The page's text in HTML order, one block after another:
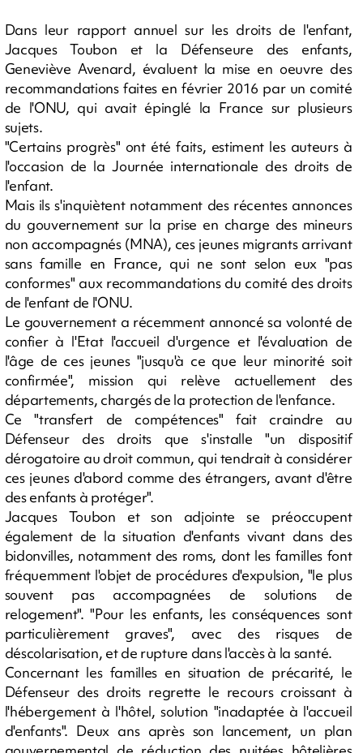
Dans leur rapport annuel sur les droits de l'enfant,
Jacques Toubon et la Défenseure des enfants,
Geneviève Avenard, évaluent la mise en oeuvre des
recommandations faites en février 2016 par un comité
de l'ONU, qui avait épinglé la France sur plusieurs
sujets.
"Certains progrès" ont été faits, estiment les auteurs à
l'occasion de la Journée internationale des droits de
l'enfant.
Mais ils s'inquiètent notamment des récentes annonces
du gouvernement sur la prise en charge des mineurs
non accompagnés (MNA), ces jeunes migrants arrivant
sans famille en France, qui ne sont selon eux "pas
conformes" aux recommandations du comité des droits
de l'enfant de l'ONU.
Le gouvernement a récemment annoncé sa volonté de
confier à l'Etat l'accueil d'urgence et l'évaluation de
l'âge de ces jeunes "jusqu'à ce que leur minorité soit
confirmée", mission qui relève actuellement des
départements, chargés de la protection de l'enfance.
Ce "transfert de compétences" fait craindre au
Défenseur des droits que s'installe "un dispositif
dérogatoire au droit commun, qui tendrait à considérer
ces jeunes d'abord comme des étrangers, avant d'être
des enfants à protéger".
Jacques Toubon et son adjointe se préoccupent
également de la situation d'enfants vivant dans des
bidonvilles, notamment des roms, dont les familles font
fréquemment l'objet de procédures d'expulsion, "le plus
souvent pas accompagnées de solutions de
relogement". "Pour les enfants, les conséquences sont
particulièrement graves", avec des risques de
déscolarisation, et de rupture dans l'accès à la santé.
Concernant les familles en situation de précarité, le
Défenseur des droits regrette le recours croissant à
l'hébergement à l'hôtel, solution "inadaptée à l'accueil
d'enfants". Deux ans après son lancement, un plan